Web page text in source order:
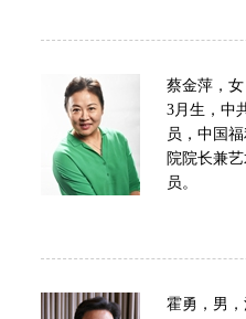
蔡金萍，
3月生，中
员，中国
院院长兼
员。
霍勇，男